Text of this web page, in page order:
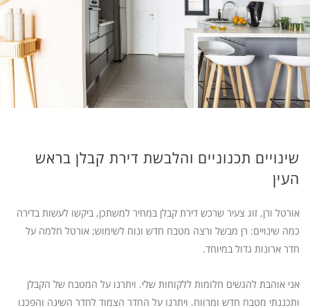
שינויים תכנוניים והלבשת דירת קבלן בראש
העין
אורטל ורן, זוג צעיר שרכש דירת קבלן במחיר למשתכן, ביקשו לעשות בדירה
כמה שינויים: רן מבשל ורצה מטבח חדש ונוח לשימוש; אורטל חלמה על
חדר ארונות גדול במיוחד.
אני אוהבת להגשים חלומות ללקוחות שלי. ויתרנו על המטבח של הקבלן
ותכננתי מטבח חדש ומרווח. ויתרנו על החדר הצמוד לחדר השינה והפכנו